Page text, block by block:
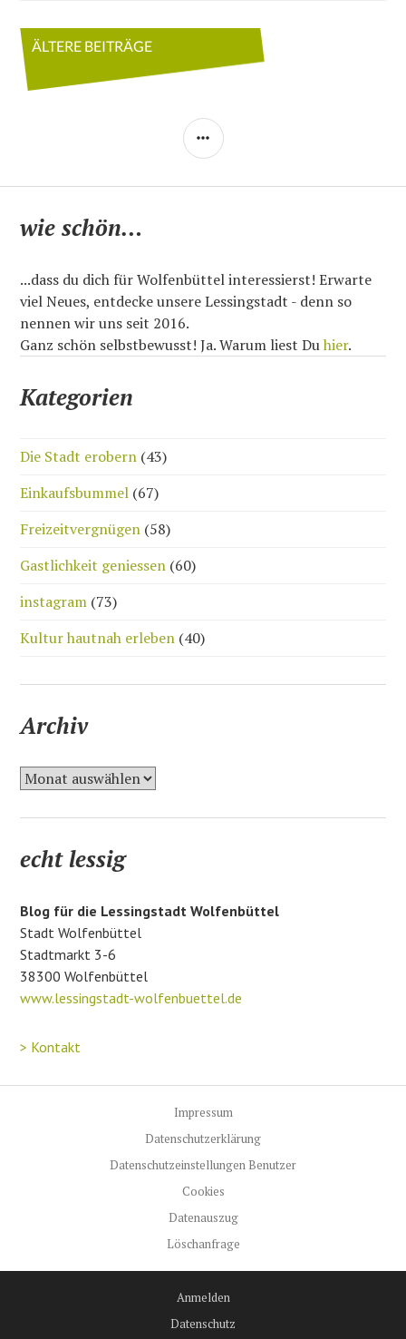
Beitragsnavigation
ÄLTERE BEITRÄGE
SEITENLEISTE
wie schön…
...dass du dich für Wolfenbüttel interessierst! Erwarte
viel Neues, entdecke unsere Lessingstadt - denn so
nennen wir uns seit 2016.
Ganz schön selbstbewusst! Ja. Warum liest Duhier.
Kategorien
Die Stadt erobern (43)
Einkaufsbummel (67)
Freizeitvergnügen (58)
Gastlichkeit geniessen (60)
instagram (73)
Kultur hautnah erleben (40)
Archiv
A
c
iecht lessig
Blog für die Lessingstadt Wolfenbüttel
Stadt Wolfenbüttel
Stadtmarkt 3-6
38300 Wolfenbüttel
www.lessingstadt-wolfenbuettel.de
> Kontakt
Impressum
Datenschutzerklärung
Datenschutzeinstellungen Benutzer
Cookies
Datenauszug
Löschanfrage
Anmelden
Datenschutz